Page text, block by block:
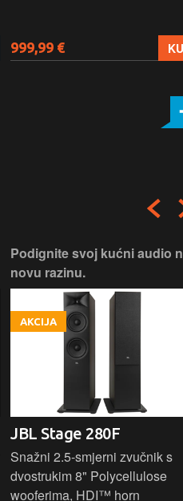
999,99 €
Podignite svoj kućni audio
novu razinu.
AKCIJA
JBL Stage 280F
Snažni 2.5-smjerni zvučnik s
dvostrukim 8" Polycellulose
wooferima, HDI™ horn